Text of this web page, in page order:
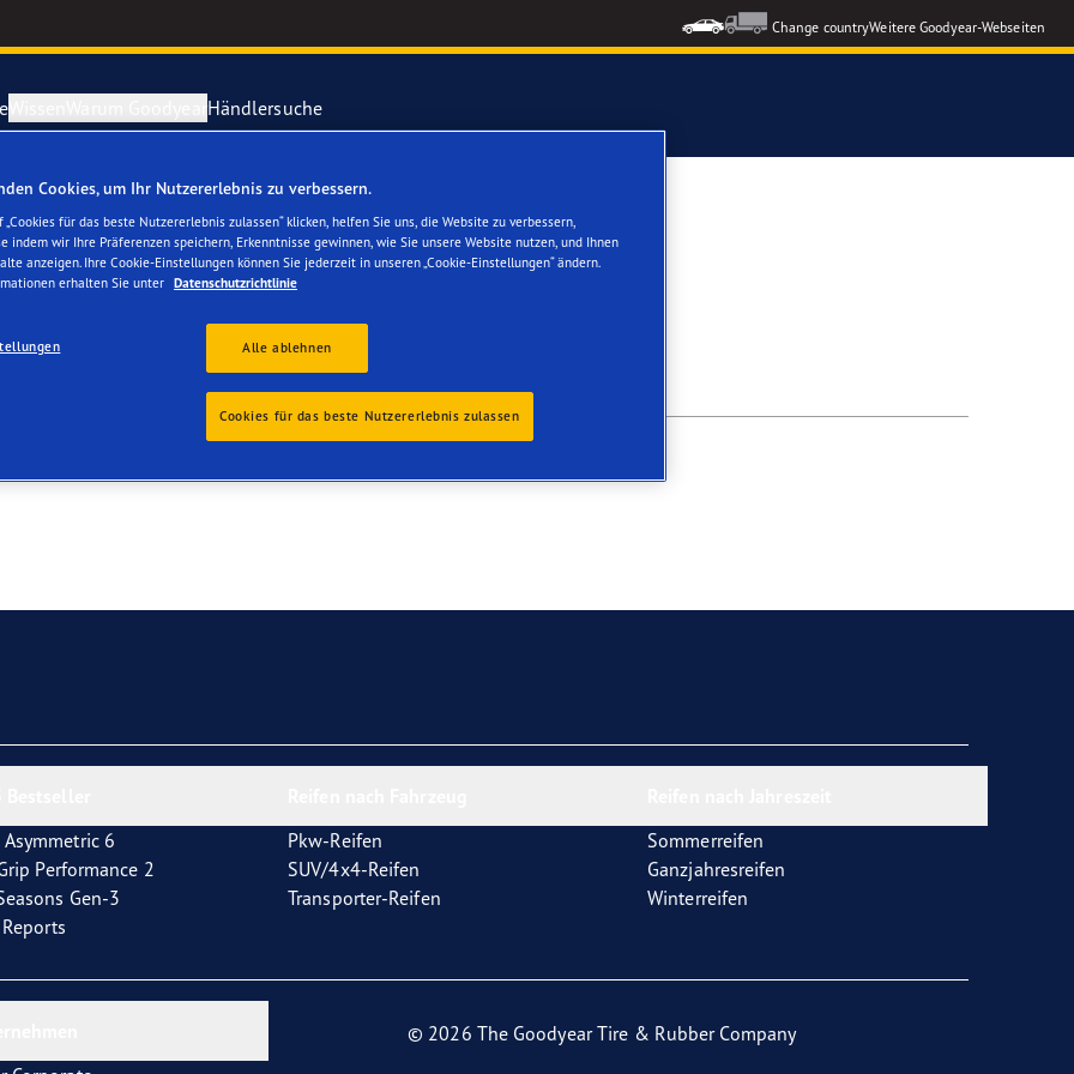
Change countryWeitere Goodyear-Webseiten
Wissen
Sie einen Platten
Blimp
RACING
Performance 2
UltraGrip Performance 3
Händlersuche
Asymmetric 6
Performance 2
Gen-3
Pkw-Reifen
SUV/4x4-Reifen
Transporter-Reifen
Sommerreifen
Ganzjahresreifen
Winterreifen
© 2026 The Goodyear Tire & Rubber Company
Cookies, um Ihr Nutzererlebnis zu verbessern.
„Cookies für das beste Nutzererlebnis zulassen“ klicken, helfen Sie uns, die Website zu verbessern,
indem wir Ihre Präferenzen speichern, Erkenntnisse gewinnen, wie Sie unsere Website nutzen, und Ihnen
anzeigen. Ihre Cookie-Einstellungen können Sie jederzeit in unseren „Cookie-Einstellungen“ ändern.
erhalten Sie unter Datenschutzrichtlinie
Alle ablehnen
Cookies für das beste Nutzererlebnis zulassen